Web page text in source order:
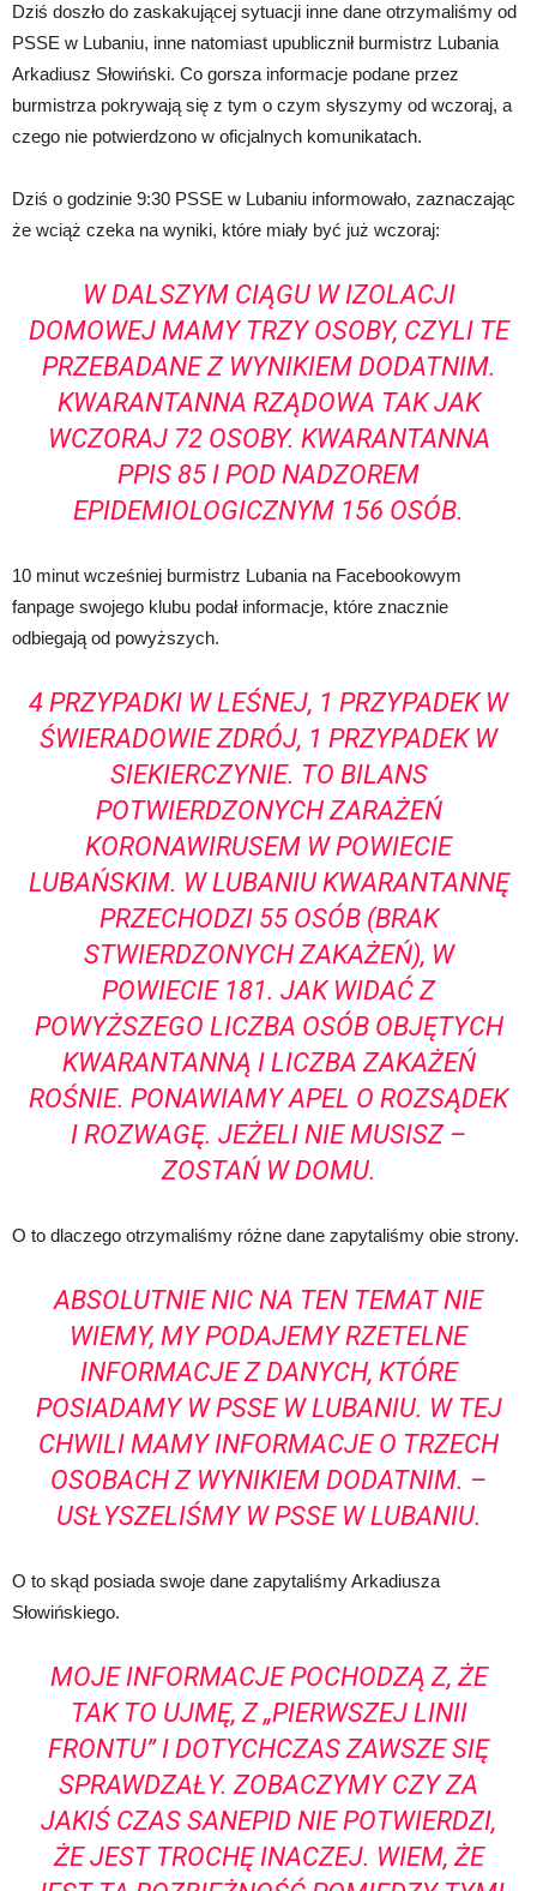
Dziś doszło do zaskakującej sytuacji inne dane otrzymaliśmy od
PSSE w Lubaniu, inne natomiast upublicznił burmistrz Lubania
Arkadiusz Słowiński. Co gorsza informacje podane przez
burmistrza pokrywają się z tym o czym słyszymy od wczoraj, a
czego nie potwierdzono w oficjalnych komunikatach.
Dziś o godzinie 9:30 PSSE w Lubaniu informowało, zaznaczając
że wciąż czeka na wyniki, które miały być już wczoraj:
W DALSZYM CIĄGU W IZOLACJI
DOMOWEJ MAMY TRZY OSOBY, CZYLI TE
PRZEBADANE Z WYNIKIEM DODATNIM.
KWARANTANNA RZĄDOWA TAK JAK
WCZORAJ 72 OSOBY. KWARANTANNA
PPIS 85 I POD NADZOREM
EPIDEMIOLOGICZNYM 156 OSÓB.
10 minut wcześniej burmistrz Lubania na Facebookowym
fanpage swojego klubu podał informacje, które znacznie
odbiegają od powyższych.
4 PRZYPADKI W LEŚNEJ, 1 PRZYPADEK W
ŚWIERADOWIE ZDRÓJ, 1 PRZYPADEK W
SIEKIERCZYNIE. TO BILANS
POTWIERDZONYCH ZARAŻEŃ
KORONAWIRUSEM W POWIECIE
LUBAŃSKIM. W LUBANIU KWARANTANNĘ
PRZECHODZI 55 OSÓB (BRAK
STWIERDZONYCH ZAKAŻEŃ), W
POWIECIE 181. JAK WIDAĆ Z
POWYŻSZEGO LICZBA OSÓB OBJĘTYCH
KWARANTANNĄ I LICZBA ZAKAŻEŃ
ROŚNIE. PONAWIAMY APEL O ROZSĄDEK
I ROZWAGĘ. JEŻELI NIE MUSISZ –
ZOSTAŃ W DOMU.
O to dlaczego otrzymaliśmy różne dane zapytaliśmy obie strony.
ABSOLUTNIE NIC NA TEN TEMAT NIE
WIEMY, MY PODAJEMY RZETELNE
INFORMACJE Z DANYCH, KTÓRE
POSIADAMY W PSSE W LUBANIU. W TEJ
CHWILI MAMY INFORMACJE O TRZECH
OSOBACH Z WYNIKIEM DODATNIM. –
USŁYSZELIŚMY W PSSE W LUBANIU.
O to skąd posiada swoje dane zapytaliśmy Arkadiusza
Słowińskiego.
MOJE INFORMACJE POCHODZĄ Z, ŻE
TAK TO UJMĘ, Z „PIERWSZEJ LINII
FRONTU” I DOTYCHCZAS ZAWSZE SIĘ
SPRAWDZAŁY. ZOBACZYMY CZY ZA
JAKIŚ CZAS SANEPID NIE POTWIERDZI,
ŻE JEST TROCHĘ INACZEJ. WIEM, ŻE